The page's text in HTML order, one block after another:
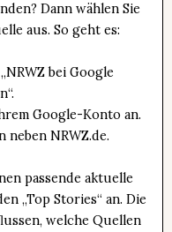
Dann wählen Sie
aus. So geht es:
bei Google
Google-Konto an.
neben NRWZ.de.
passende aktuelle
„Top Stories“ an. Die
welche Quellen